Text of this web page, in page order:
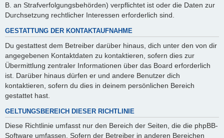
B. an Strafverfolgungsbehörden) verpflichtet ist oder die Daten zur
Durchsetzung rechtlicher Interessen erforderlich sind.
GESTATTUNG DER KONTAKTAUFNAHME
Du gestattest dem Betreiber darüber hinaus, dich unter den von dir
angegebenen Kontaktdaten zu kontaktieren, sofern dies zur
Übermittlung zentraler Informationen über das Board erforderlich
ist. Darüber hinaus dürfen er und andere Benutzer dich
kontaktieren, sofern du dies in deinem persönlichen Bereich
gestattet hast.
GELTUNGSBEREICH DIESER RICHTLINIE
Diese Richtlinie umfasst nur den Bereich der Seiten, die die phpBB-
Software umfassen. Sofern der Betreiber in anderen Bereichen